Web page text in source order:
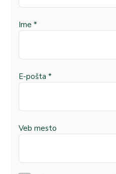
Ime *
E-pošta *
Veb mesto